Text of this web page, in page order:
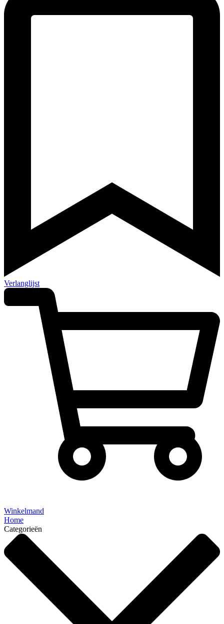
Verlanglijst
Winkelmand
Home
Categorieën